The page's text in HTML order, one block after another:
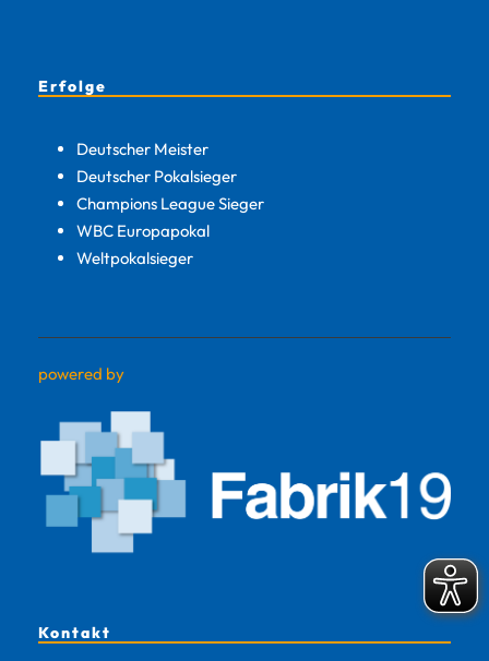
Erfolge
Deutscher Meister
Deutscher Pokalsieger
Champions League Sieger
WBC Europapokal
Weltpokalsieger
powered by
Kontakt